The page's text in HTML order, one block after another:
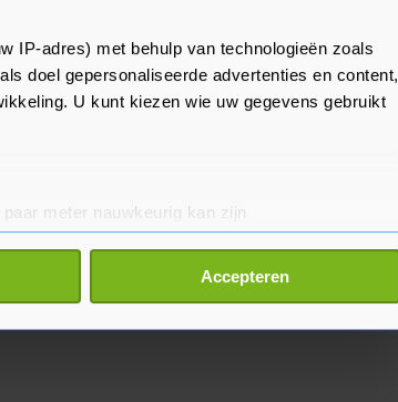
IP-adres) met behulp van technologieën zoals
doel gepersonaliseerde advertenties en content,
U kunt kiezen wie uw gegevens gebruikt
meter nauwkeurig kan zijn
eigenschappen (fingerprinting)
voorkeuren in het
detailgedeelte
Accepteren